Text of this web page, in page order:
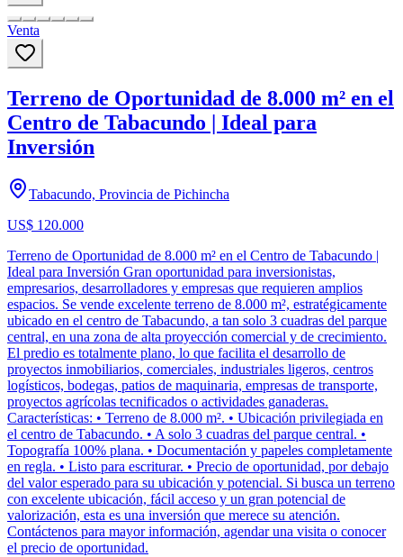
Venta
Terreno de Oportunidad de 8.000 m² en el
Centro de Tabacundo | Ideal para
Inversión
Tabacundo, Provincia de Pichincha
US$ 120.000
Terreno de Oportunidad de 8.000 m² en el Centro de Tabacundo |
Ideal para Inversión Gran oportunidad para inversionistas,
empresarios, desarrolladores y empresas que requieren amplios
espacios. Se vende excelente terreno de 8.000 m², estratégicamente
ubicado en el centro de Tabacundo, a tan solo 3 cuadras del parque
central, en una zona de alta proyección comercial y de crecimiento.
El predio es totalmente plano, lo que facilita el desarrollo de
proyectos inmobiliarios, comerciales, industriales ligeros, centros
logísticos, bodegas, patios de maquinaria, empresas de transporte,
proyectos agrícolas tecnificados o actividades ganaderas.
Características: • Terreno de 8.000 m². • Ubicación privilegiada en
el centro de Tabacundo. • A solo 3 cuadras del parque central. •
Topografía 100% plana. • Documentación y papeles completamente
en regla. • Listo para escriturar. • Precio de oportunidad, por debajo
del valor esperado para su ubicación y potencial. Si busca un terreno
con excelente ubicación, fácil acceso y un gran potencial de
valorización, esta es una inversión que merece su atención.
Contáctenos para mayor información, agendar una visita o conocer
el precio de oportunidad.